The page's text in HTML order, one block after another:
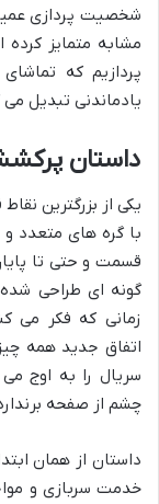
شخصیت پردازی عمیق
مشابه متمایز
پردازیم که
یادماندنی تبدیل می
داستان
یکی از بزرگترین
با گره های متعدد و
قسمت و حتی تا
گونه ای طراحی
زمانی که فکر
اتفاق جدید همه
سریال را به اوج
چشم از صفحه
داستان از همان
خدمت سربازی و